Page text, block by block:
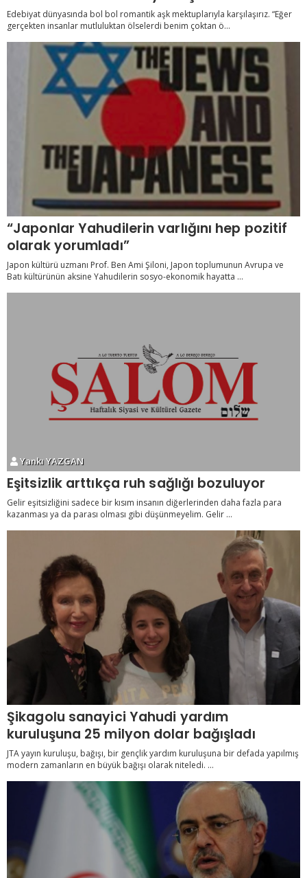
Edebiyat dünyasında bol bol romantik aşk mektuplarıyla karşılaşırız. “Eğer
gerçekten insanlar mutluluktan ölselerdi benim çoktan ö...
“Japonlar Yahudilerin varlığını hep pozitif
olarak yorumladı”
Japon kültürü uzmanı Prof. Ben Ami Şiloni, Japon toplumunun Avrupa ve
Batı kültürünün aksine Yahudilerin sosyo-ekonomik hayatta ...
Yankı YAZGAN
Eşitsizlik arttıkça ruh sağlığı bozuluyor
Gelir eşitsizliğini sadece bir kısım insanın diğerlerinden daha fazla para
kazanması ya da parası olması gibi düşünmeyelim. Gelir ...
Şikagolu sanayici Yahudi yardım
kuruluşuna 25 milyon dolar bağışladı
JTA yayın kuruluşu, bağışı, bir gençlik yardım kuruluşuna bir defada yapılmış
modern zamanların en büyük bağışı olarak niteledi. ...